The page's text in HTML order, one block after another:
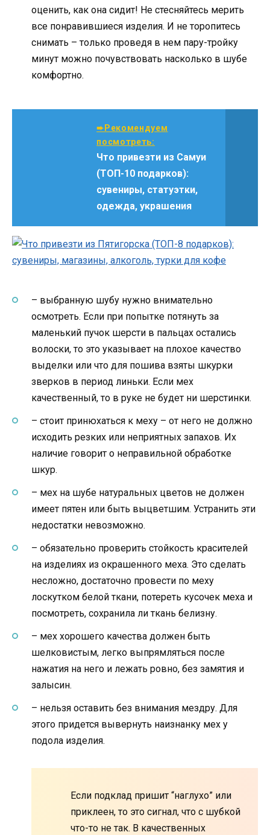
оценить, как она сидит! Не стесняйтесь мерить
все понравившиеся изделия. И не торопитесь
снимать – только проведя в нем пару-тройку
минут можно почувствовать насколько в шубе
комфортно.
➨Рекомендуем
посмотреть:
Что привезти из Самуи
(ТОП-10 подарков):
сувениры, статуэтки,
одежда, украшения
– выбранную шубу нужно внимательно
осмотреть. Если при попытке потянуть за
маленький пучок шерсти в пальцах остались
волоски, то это указывает на плохое качество
выделки или что для пошива взяты шкурки
зверков в период линьки. Если мех
качественный, то в руке не будет ни шерстинки.
– стоит принюхаться к меху – от него не должно
исходить резких или неприятных запахов. Их
наличие говорит о неправильной обработке
шкур.
– мех на шубе натуральных цветов не должен
имеет пятен или быть выцветшим. Устранить эти
недостатки невозможно.
– обязательно проверить стойкость красителей
на изделиях из окрашенного меха. Это сделать
несложно, достаточно провести по меху
лоскутком белой ткани, потереть кусочек меха и
посмотреть, сохранила ли ткань белизну.
– мех хорошего качества должен быть
шелковистым, легко выпрямляться после
нажатия на него и лежать ровно, без замятия и
залысин.
– нельзя оставить без внимания мездру. Для
этого придется вывернуть наизнанку мех у
подола изделия.
Если подклад пришит “наглухо” или
приклеен, то это сигнал, что с шубкой
что-то не так. В качественных